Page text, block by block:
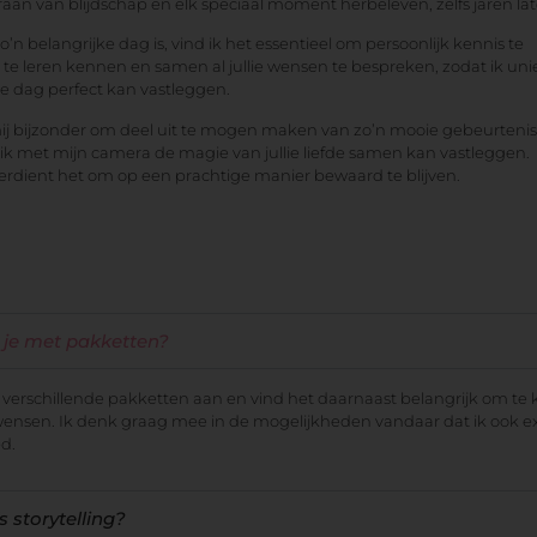
belangrijke dag is, vind ik het essentieel om persoonlijk kennis te
leren kennen en samen al jullie wensen te bespreken, zodat ik
dag perfect kan vastleggen.
bijzonder om deel uit te mogen maken van zo’n mooie gebeurtenis
met mijn camera de magie van jullie liefde samen kan vastleggen.
het om op een prachtige manier bewaard te blijven.
je met pakketten?
verschillende pakketten aan en vind het daarnaast belangrijk om te
Ik denk graag mee in de mogelijkheden vandaar dat ik ook
storytelling?